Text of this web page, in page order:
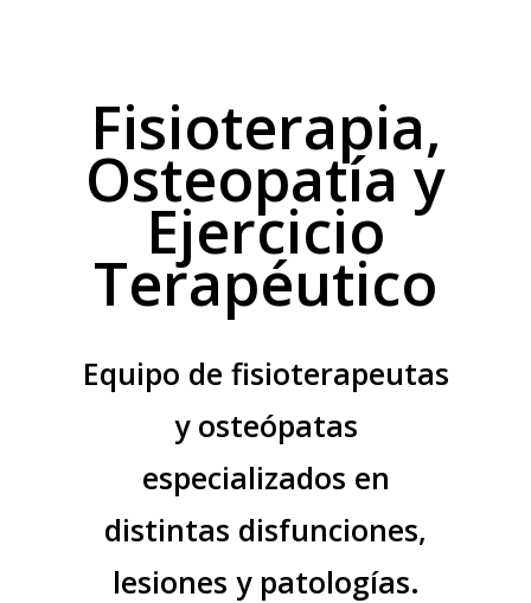
Fisioterapia,
Osteopatía y
Ejercicio
Terapéutico
Equipo de fisioterapeutas
y osteópatas
especializados en
distintas disfunciones,
lesiones y patologías.